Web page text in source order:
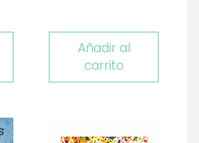
Añadir al
carrito